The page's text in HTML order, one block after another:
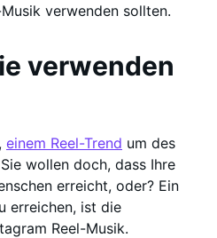
verwenden sollten.
verwenden
einem Reel-Trend um des
wollen doch, dass Ihre
erreicht, oder? Ein
erreichen, ist die
Reel-Musik.